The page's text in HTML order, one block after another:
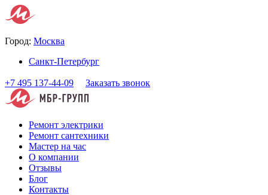
Город: Москва
Санкт-Петербург
+7 495 137-44-09 Заказать звонок
Ремонт электрики
Ремонт сантехники
Мастер на час
О компании
Отзывы
Блог
Контакты